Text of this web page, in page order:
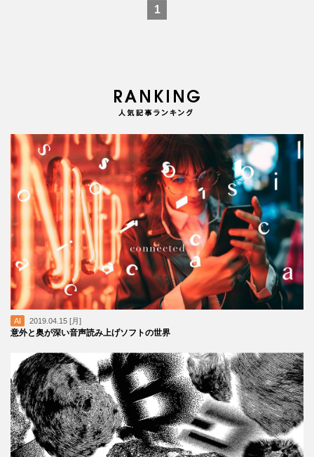
1
AI 2019.04.15 [月]
意外と奥が深い音声読み上げソフトの世界